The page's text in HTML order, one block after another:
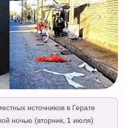
источников в Герате
ночью (вторник, 1 июля)